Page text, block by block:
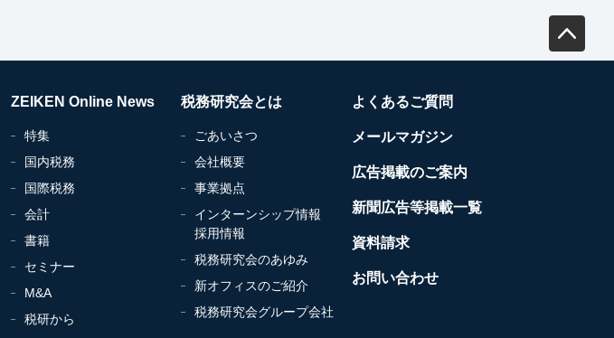
ZEIKEN Online News
特集
国内税務
国際税務
会計
書籍
セミナー
M&A
税研から
税務研究会とは
ごあいさつ
会社概要
事業拠点
インターンシップ情報
採用情報
税務研究会のあゆみ
新オフィスのご紹介
税務研究会グループ会社
よくあるご質問
メールマガジン
広告掲載のご案内
新聞広告等掲載一覧
資料請求
お問い合わせ